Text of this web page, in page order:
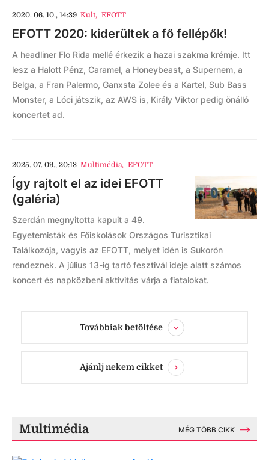
2020. 06. 10., 14:39 Kult, EFOTT
EFOTT 2020: kiderültek a fő fellépők!
A headliner Flo Rida mellé érkezik a hazai szakma krémje. Itt
lesz a Halott Pénz, Caramel, a Honeybeast, a Supernem, a
Belga, a Fran Palermo, Ganxsta Zolee és a Kartel, Sub Bass
Monster, a Lóci játszik, az AWS is, Király Viktor pedig önálló
koncertet ad.
2025. 07. 09., 20:13 Multimédia, EFOTT
Így rajtolt el az idei EFOTT
(galéria)
Szerdán megnyitotta kapuit a 49.
Egyetemisták és Főiskolások Országos Turisztikai
Találkozója, vagyis az EFOTT, melyet idén is Sukorón
rendeznek. A július 13-ig tartó fesztivál ideje alatt számos
koncert és napközbeni aktivitás várja a fiatalokat.
Továbbiak betöltése
Ajánlj nekem cikket
Multimédia MÉG TÖBB CIKK